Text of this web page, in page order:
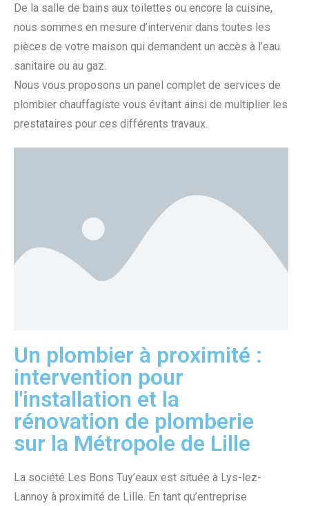
De la salle de bains aux toilettes ou encore la cuisine,
nous sommes en mesure d’intervenir dans toutes les
pièces de votre maison qui demandent un accès à l’eau
sanitaire ou au gaz.
Nous vous proposons un panel complet de services de
plombier chauffagiste vous évitant ainsi de multiplier les
prestataires pour ces différents travaux.
Un plombier à proximité :
intervention pour
l'installation et la
rénovation de plomberie
sur la Métropole de Lille
La société Les Bons Tuy’eaux est située à Lys-lez-
Lannoy à proximité de Lille. En tant qu’entreprise